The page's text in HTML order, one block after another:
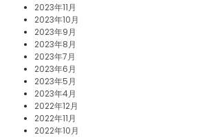
2023年11月
2023年10月
2023年9月
2023年8月
2023年7月
2023年6月
2023年5月
2023年4月
2022年12月
2022年11月
2022年10月